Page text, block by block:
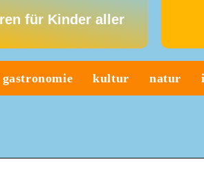
für Kinder aller
gastronomie kultur natur